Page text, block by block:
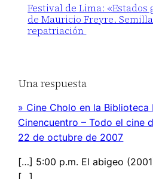
Festival de Lima: «Estados
de Mauricio Freyre.
repatriación
Una respuesta
» Cine Cholo en la Biblioteca
Cinencuentro – Todo el cine
22 de octubre de 2007
[…] 5:00 p.m. El abigeo
[…]